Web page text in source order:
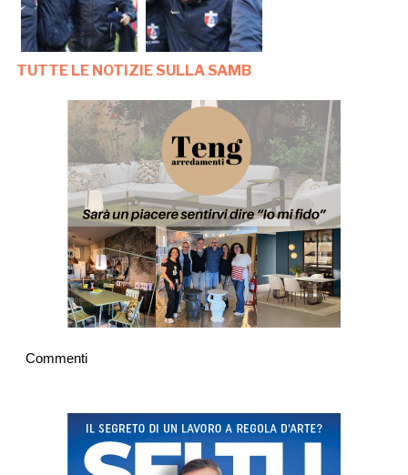
TUTTE LE NOTIZIE SULLA SAMB
Commenti